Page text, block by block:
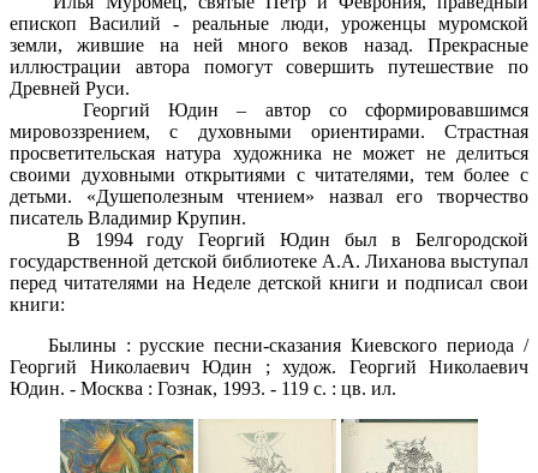
епископ Василий - реальные люди, уроженцы муромской
земли, жившие на ней много веков назад. Прекрасные
иллюстрации автора помогут совершить путешествие по
Древней Руси.
Георгий Юдин – автор со сформировавшимся
мировоззрением, с духовными ориентирами. Страстная
просветительская натура художника не может не делиться
своими духовными открытиями с читателями, тем более с
детьми. «Душеполезным чтением» назвал его творчество
писатель Владимир Крупин.
В 1994 году Георгий Юдин был в Белгородской
государственной детской библиотеке А.А. Лиханова выступал
перед читателями на Неделе детской книги и подписал свои
книги:
Былины : русские песни-сказания Киевского периода /
Георгий Николаевич Юдин ; худож. Георгий Николаевич
Юдин. - Москва : Гознак, 1993. - 119 с. : цв. ил.